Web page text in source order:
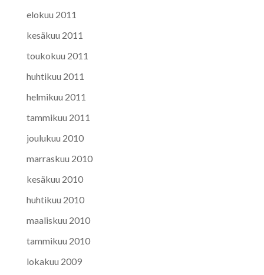
elokuu 2011
kesäkuu 2011
toukokuu 2011
huhtikuu 2011
helmikuu 2011
tammikuu 2011
joulukuu 2010
marraskuu 2010
kesäkuu 2010
huhtikuu 2010
maaliskuu 2010
tammikuu 2010
lokakuu 2009